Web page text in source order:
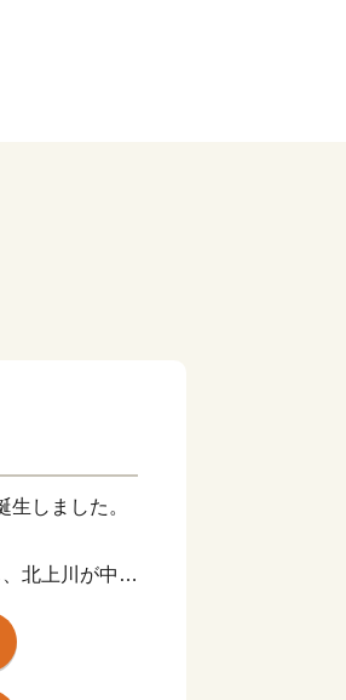
しました。
北上川が中央
平方キ
ェンジや3つ